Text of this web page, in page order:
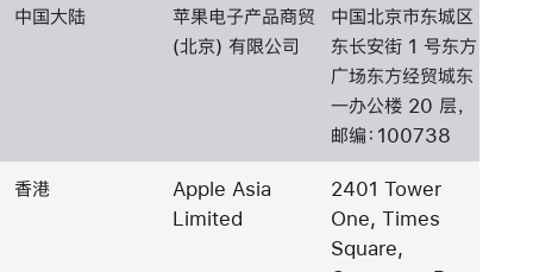
中国大陆
苹果电子产品商贸
(北京) 有限公司
中国北京市东城区
东长安街 1 号东方
广场东方经贸城东
一办公楼 20 层，
邮编：100738
香港
Apple Asia
Limited
2401 Tower
One, Times
Square,